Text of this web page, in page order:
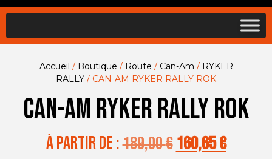
Accueil / Boutique / Route / Can-Am / RYKER
RALLY / CAN-AM RYKER RALLY ROK
CAN-AM RYKER RALLY ROK
à partir de :189,00€ 160,65€